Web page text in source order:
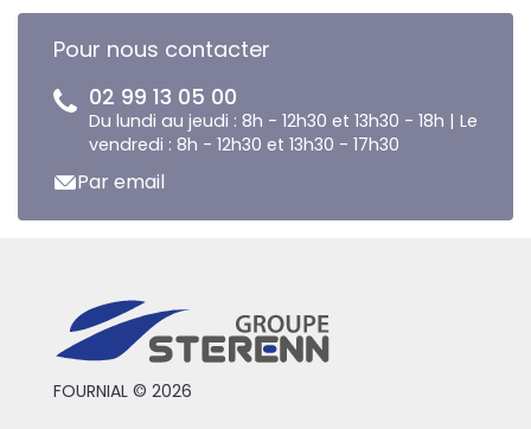
Pour nous contacter
02 99 13 05 00
Du lundi au jeudi : 8h - 12h30 et 13h30 - 18h | Le
vendredi : 8h - 12h30 et 13h30 - 17h30
Par email
FOURNIAL © 2026